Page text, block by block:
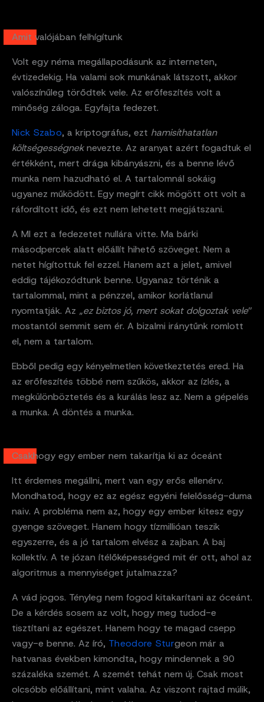
Amit valójában felhígítunk
Volt egy néma megállapodásunk az interneten,
évtizedekig. Ha valami sok munkának látszott, akkor
valószínűleg törődtek vele. Az erőfeszítés volt a
minőség záloga. Egyfajta fedezet.
Nick Szabo, a kriptográfus, ezt hamisíthatatlan
költségességneknevezte. Az aranyat azért fogadtuk el
értékként, mert drága kibányászni, és a benne lévő
munka nem hazudható el. A tartalomnál sokáig
ugyanez működött. Egy megírt cikk mögött ott volt a
ráfordított idő, és ezt nem lehetett megjátszani.
A MI ezt a fedezetet nullára vitte. Ma bárki
másodpercek alatt előállít hihető szöveget. Nem a
netet hígítottuk fel ezzel. Hanem azt a jelet, amivel
eddig tájékozódtunk benne. Ugyanaz történik a
tartalommal, mint a pénzzel, amikor korlátlanul
nyomtatják. Az „ez biztos jó, mert sokat dolgoztak vele”
mostantól semmit sem ér. A bizalmi iránytűnk romlott
el, nem a tartalom.
Ebből pedig egy kényelmetlen következtetés ered. Ha
az erőfeszítés többé nem szűkös, akkor az ízlés, a
megkülönböztetés és a kurálás lesz az. Nem a gépelés
a munka. A döntés a munka.
Csakhogy egy ember nem takarítja ki az óceánt
Itt érdemes megállni, mert van egy erős ellenérv.
Mondhatod, hogy ez az egész egyéni felelősség-duma
naiv. A probléma nem az, hogy egy ember kitesz egy
gyenge szöveget. Hanem hogy tízmillióan teszik
egyszerre, és a jó tartalom elvész a zajban. A baj
kollektív. A te józan ítélőképességed mit ér ott, ahol az
algoritmus a mennyiséget jutalmazza?
A vád jogos. Tényleg nem fogod kitakarítani az óceánt.
De a kérdés sosem az volt, hogy meg tudod-e
tisztítani az egészet. Hanem hogy te magad csepp
vagy-e benne. Az író, Theodore Sturgeon már a
hatvanas években kimondta, hogy mindennek a 90
százaléka szemét. A szemét tehát nem új. Csak most
olcsóbb előállítani, mint valaha. Az viszont rajtad múlik,